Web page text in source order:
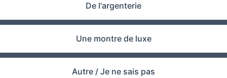
De l'argenterie
Une montre de luxe
Autre / Je ne sais pas